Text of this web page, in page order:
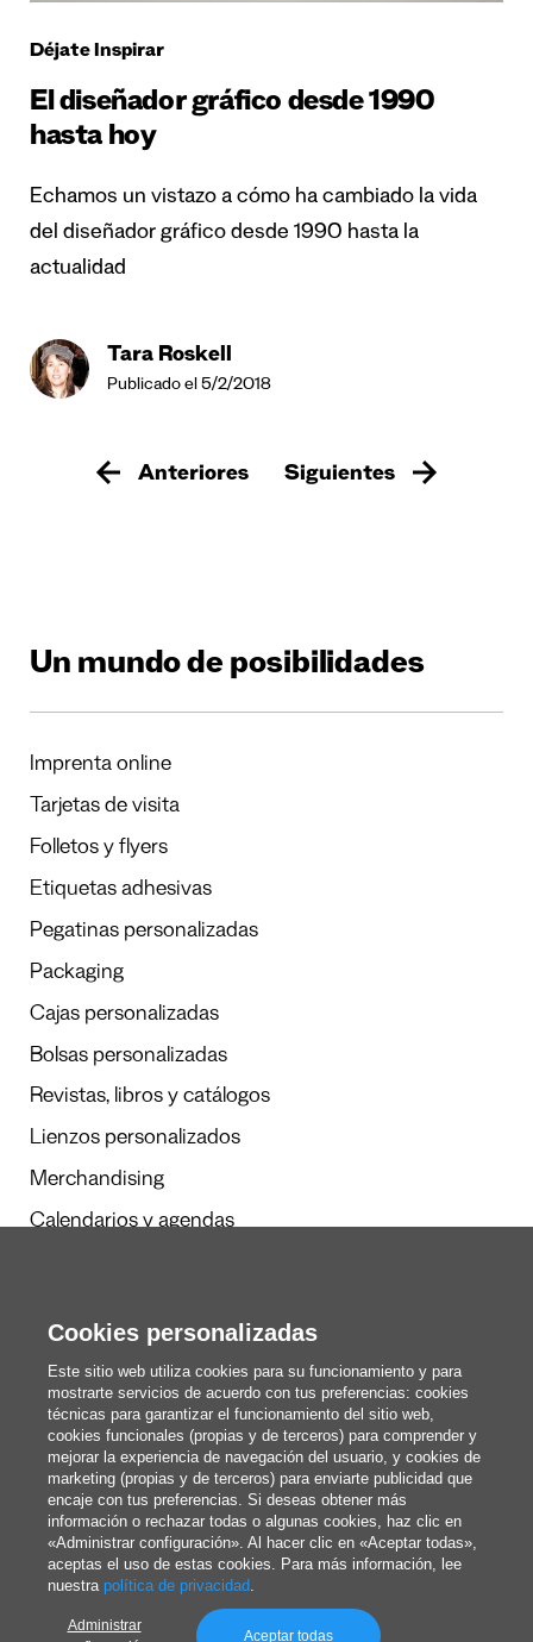
Déjate Inspirar
El diseñador gráfico desde 1990
hasta hoy
Echamos un vistazo a cómo ha cambiado la vida
del diseñador gráfico desde 1990 hasta la
actualidad
Tara Roskell
Publicado el 5/2/2018
Anteriores Siguientes
Un mundo de posibilidades
Imprenta online
Tarjetas de visita
Folletos y flyers
Etiquetas adhesivas
Pegatinas personalizadas
Packaging
Cajas personalizadas
Bolsas personalizadas
Revistas, libros y catálogos
Lienzos personalizados
Merchandising
Calendarios y agendas
Redacción
Estos somos nosotros
blog@pixartprinting.com
Política de privacidad
Cookies personalizadas
Este sitio web utiliza cookies para su funcionamiento y para
mostrarte servicios de acuerdo con tus preferencias: cookies
técnicas para garantizar el funcionamiento del sitio web,
cookies funcionales (propias y de terceros) para comprender y
mejorar la experiencia de navegación del usuario, y cookies de
marketing (propias y de terceros) para enviarte publicidad que
encaje con tus preferencias. Si deseas obtener más
información o rechazar todas o algunas cookies, haz clic en
«Administrar configuración». Al hacer clic en «Aceptar todas»,
aceptas el uso de estas cookies. Para más información, lee
nuestra política de privacidad.
Administrar
Aceptar todas